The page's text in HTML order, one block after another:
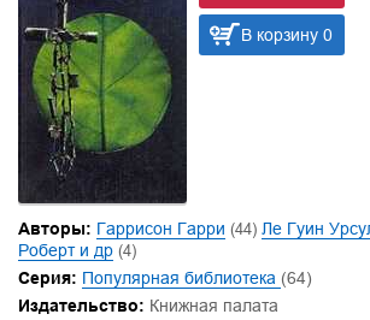
В корзину 0
Авторы: Гаррисон Гарри (44) Ле Гуин
Роберт и др (4)
Серия: Популярная библиотека (64)
Издательство: Книжная палата